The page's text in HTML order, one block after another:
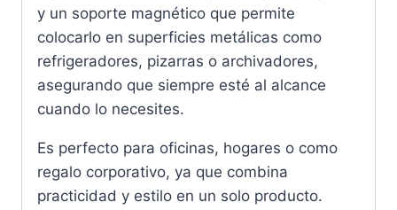
y un soporte magnético que permite
colocarlo en superficies metálicas como
refrigeradores, pizarras o archivadores,
asegurando que siempre esté al alcance
cuando lo necesites.
Es perfecto para oficinas, hogares o como
regalo corporativo, ya que combina
practicidad y estilo en un solo producto.